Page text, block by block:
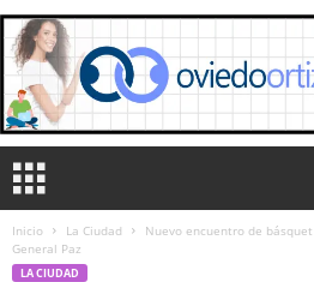
Inicio La Ciudad
Nuevo encuentro de
General Paz
LA CIUDAD